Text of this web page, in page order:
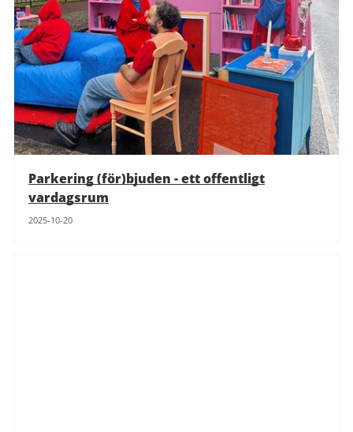
Parkering (för)bjuden - ett offentligt
vardagsrum
2025-10-20